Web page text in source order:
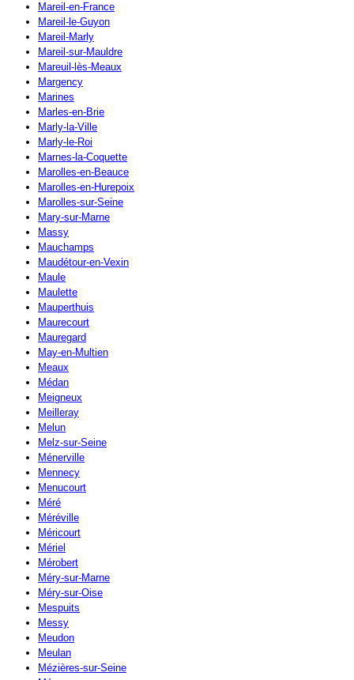
Mareil-en-France
Mareil-le-Guyon
Mareil-Marly
Mareil-sur-Mauldre
Mareuil-lès-Meaux
Margency
Marines
Marles-en-Brie
Marly-la-Ville
Marly-le-Roi
Marnes-la-Coquette
Marolles-en-Beauce
Marolles-en-Hurepoix
Marolles-sur-Seine
Mary-sur-Marne
Massy
Mauchamps
Maudétour-en-Vexin
Maule
Maulette
Mauperthuis
Maurecourt
Mauregard
May-en-Multien
Meaux
Médan
Meigneux
Meilleray
Melun
Melz-sur-Seine
Ménerville
Mennecy
Menucourt
Méré
Méréville
Méricourt
Mériel
Mérobert
Méry-sur-Marne
Méry-sur-Oise
Mespuits
Messy
Meudon
Meulan
Mézières-sur-Seine